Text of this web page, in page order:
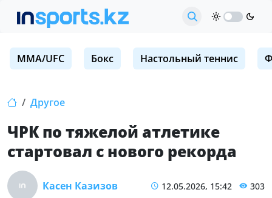
MMA/UFC Бокс Настольный теннис
Другое
ЧРК по тяжелой атлетике
стартовал с нового рекорда
Касен Казизов 12.05.2026, 15:42 303